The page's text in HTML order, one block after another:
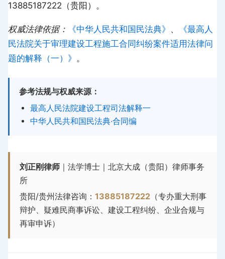
13885187222（贵阳）。
权威法律依据： 《中华人民共和国民法典》 、
《最高人
民法院关于审理建设工程施工合同纠纷案件适用法律问
题的解释（一）》 。
参考法规与权威来源：
最高人民法院建设工程司法解释一
中华人民共和国民法典·合同编
刘正刚律师 ｜法学博士｜北京大成（贵阳）律师事务
所
贵阳/贵州法律咨询：13885187222 （专办重大刑事
辩护、疑难民商事诉讼、建设工程纠纷、企业合规与
再审申诉）